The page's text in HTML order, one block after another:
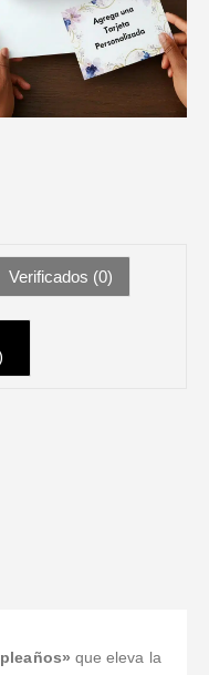
Verificados (0)
que eleva la